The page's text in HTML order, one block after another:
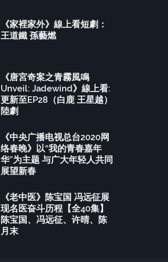
《家裡家外》線上看短劇：
王道鐵 孫藝燃
《唐宮奇案之青霧風鳴
Unveil: Jadewind》線上看:
更新至EP28（白鹿 王星越）
陸劇
《中央广播电视总台2020网
络春晚》以“我的青春嘉年
华”为主题 与广大年轻人共同
展望新春
《老中医》陈宝国 冯远征展
现名医奋斗历程【全40集】
陈宝国、冯远征、许晴、陈
月末